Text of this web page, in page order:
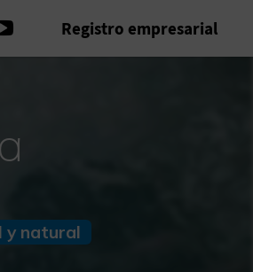
Twitter
en Instagram
Seguir en Youtube
Registro empresarial
y natural